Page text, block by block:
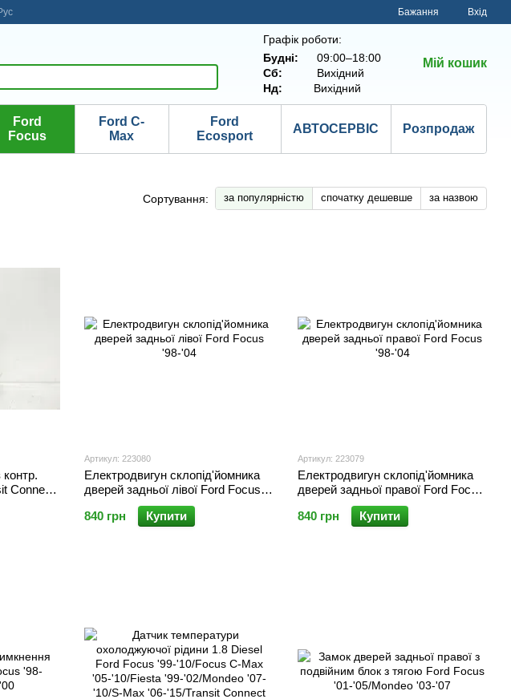
Бажання Вхід
Графік роботи:
Будні:
09:00–18:00
Сб:
Вихідний
Нд:
Вихідний
Мій кошик
Ford
Focus
Ford C-
Max
Ford
Ecosport
АВТОСЕРВІС Розпродаж
Сортування: за популярністю спочатку дешевше за назвою
Connect
Артикул: 223080
Електродвигун склопід'йомника
дверей задньої лівої Ford Focus
840 грн
Купити
Артикул: 223079
Електродвигун склопід'йомника
дверей задньої правої Ford Focus
840 грн
Купити